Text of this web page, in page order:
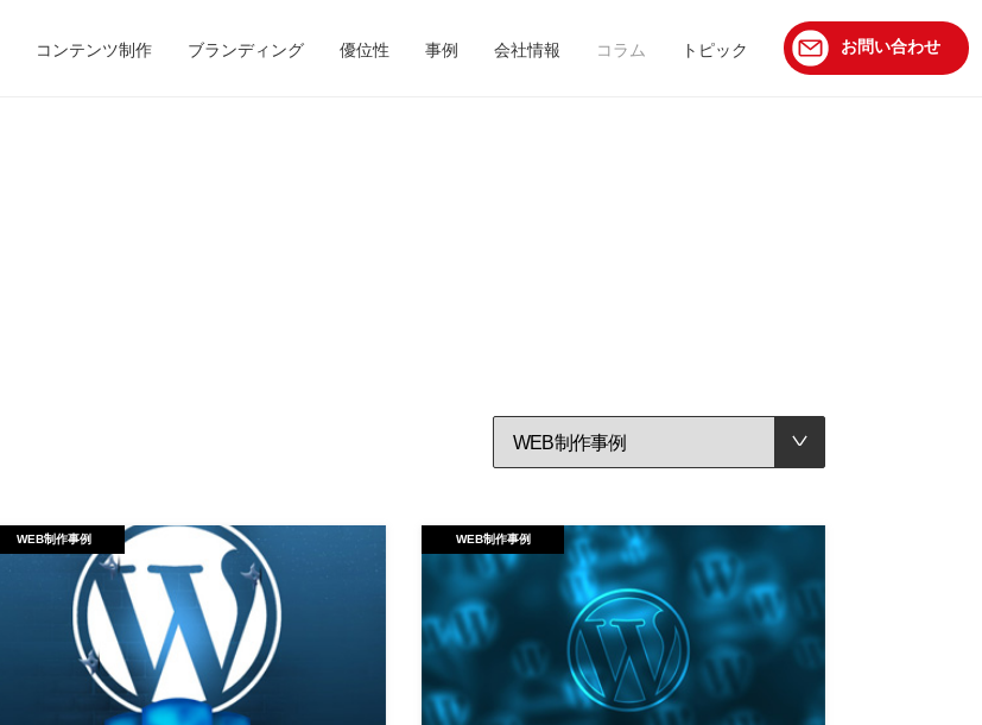
コンテンツ制作 ブランディング 優位性 事例 会社情報 コラム トピック お問い合わせ
WEB制作事例 WEB制作事例